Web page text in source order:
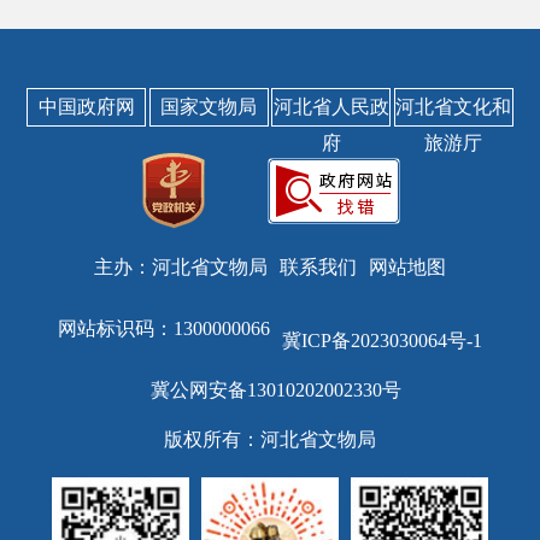
中国政府网 国家文物局
河北省人民政
府
河北省文化和
旅游厅
主办：河北省文物局 联系我们 网站地图
网站标识码：1300000066
冀ICP备2023030064号-1
冀公网安备13010202002330号
版权所有：河北省文物局